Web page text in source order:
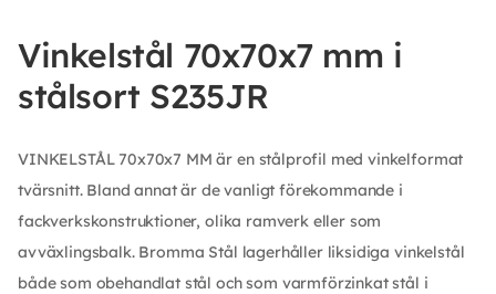
Vinkelstål 70x70x7 mm i
stålsort S235JR
VINKELSTÅL 70x70x7 MM är en stålprofil med vinkelformat
tvärsnitt. Bland annat är de vanligt förekommande i
fackverkskonstruktioner, olika ramverk eller som
avväxlingsbalk. Bromma Stål lagerhåller liksidiga vinkelstål
både som obehandlat stål och som varmförzinkat stål i